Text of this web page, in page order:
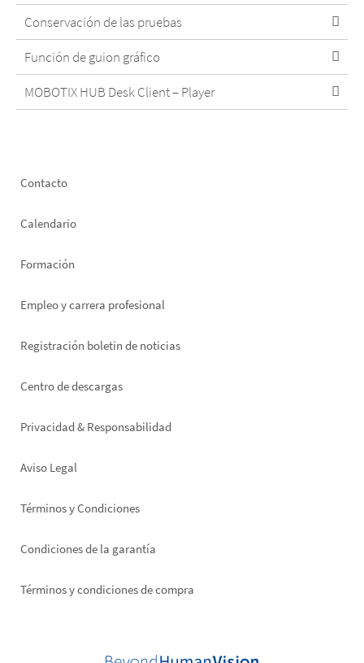
Conservación de las pruebas
Función de guion gráfico
MOBOTIX HUB Desk Client – Player
Footer
Contacto
Calendario
Formación
Empleo y carrera profesional
Registración boletin de noticias
Footer
Centro de descargas
Privacidad & Responsabilidad
Aviso Legal
Términos y Condiciones
Condiciones de la garantía
Términos y condiciones de compra